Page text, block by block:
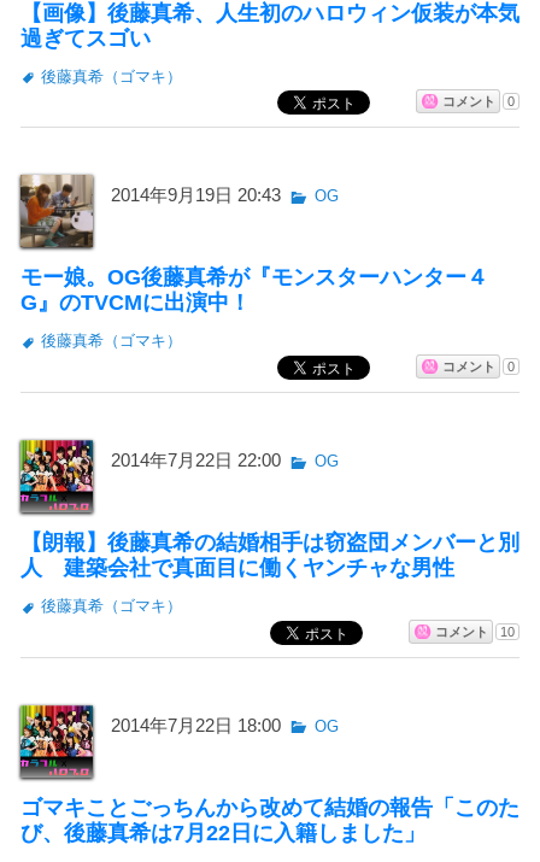
【画像】後藤真希、人生初のハロウィン仮装が本気
過ぎてスゴい
後藤真希（ゴマキ）
コメント 0
2014年9月19日 20:43 OG
モー娘。OG後藤真希が『モンスターハンター４
G』のTVCMに出演中！
後藤真希（ゴマキ）
コメント 0
2014年7月22日 22:00 OG
【朗報】後藤真希の結婚相手は窃盗団メンバーと別
人 建築会社で真面目に働くヤンチャな男性
後藤真希（ゴマキ）
コメント 10
2014年7月22日 18:00 OG
ゴマキことごっちんから改めて結婚の報告「このた
び、後藤真希は7月22日に入籍しました」